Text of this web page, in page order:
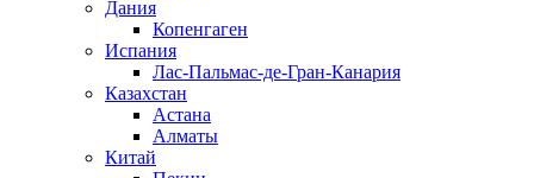
Дания
Копенгаген
Испания
Лас-Пальмас-де-Гран-Канария
Казахстан
Астана
Алматы
Китай